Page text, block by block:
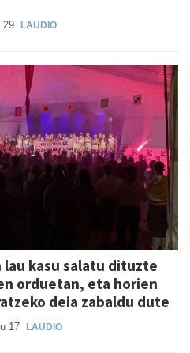
29 LAUDIO
kasu salatu dituzte
orduetan, eta horien
deia zabaldu dute
17 LAUDIO